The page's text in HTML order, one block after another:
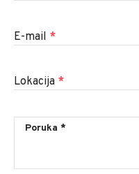
E-mail *
Lokacija *